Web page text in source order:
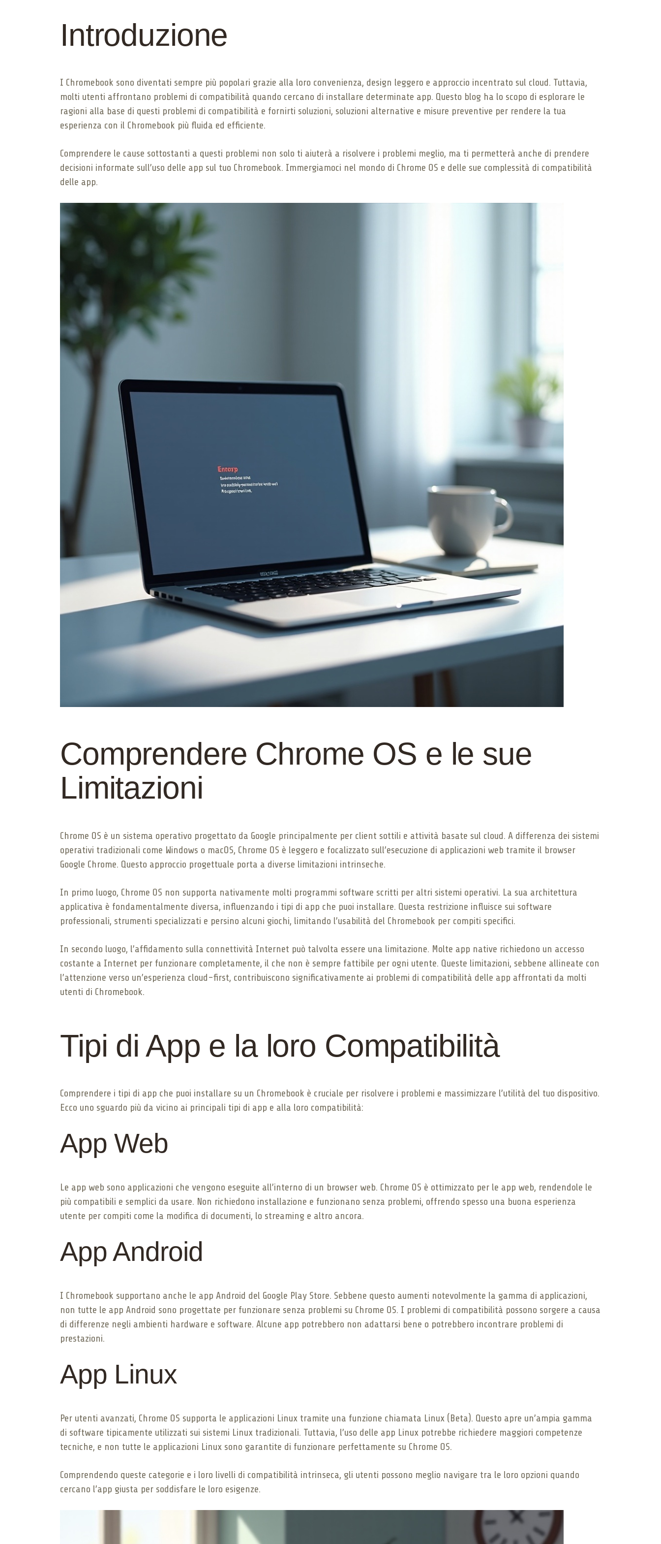
Introduzione
I Chromebook sono diventati sempre più popolari grazie alla loro convenienza, design leggero e approccio incentrato sul cloud. Tuttavia,
molti utenti affrontano problemi di compatibilità quando cercano di installare determinate app. Questo blog ha lo scopo di esplorare le
ragioni alla base di questi problemi di compatibilità e fornirti soluzioni, soluzioni alternative e misure preventive per rendere la tua
esperienza con il Chromebook più fluida ed efficiente.
Comprendere le cause sottostanti a questi problemi non solo ti aiuterà a risolvere i problemi meglio, ma ti permetterà anche di prendere
decisioni informate sull’uso delle app sul tuo Chromebook. Immergiamoci nel mondo di Chrome OS e delle sue complessità di compatibilità
delle app.
Comprendere Chrome OS e le sue
Limitazioni
Chrome OS è un sistema operativo progettato da Google principalmente per client sottili e attività basate sul cloud. A differenza dei sistemi
operativi tradizionali come Windows o macOS, Chrome OS è leggero e focalizzato sull’esecuzione di applicazioni web tramite il browser
Google Chrome. Questo approccio progettuale porta a diverse limitazioni intrinseche.
In primo luogo, Chrome OS non supporta nativamente molti programmi software scritti per altri sistemi operativi. La sua architettura
applicativa è fondamentalmente diversa, influenzando i tipi di app che puoi installare. Questa restrizione influisce sui software
professionali, strumenti specializzati e persino alcuni giochi, limitando l’usabilità del Chromebook per compiti specifici.
In secondo luogo, l’affidamento sulla connettività Internet può talvolta essere una limitazione. Molte app native richiedono un accesso
costante a Internet per funzionare completamente, il che non è sempre fattibile per ogni utente. Queste limitazioni, sebbene allineate con
l’attenzione verso un’esperienza cloud-first, contribuiscono significativamente ai problemi di compatibilità delle app affrontati da molti
utenti di Chromebook.
Tipi di App e la loro Compatibilità
Comprendere i tipi di app che puoi installare su un Chromebook è cruciale per risolvere i problemi e massimizzare l’utilità del tuo dispositivo.
Ecco uno sguardo più da vicino ai principali tipi di app e alla loro compatibilità:
App Web
Le app web sono applicazioni che vengono eseguite all’interno di un browser web. Chrome OS è ottimizzato per le app web, rendendole le
più compatibili e semplici da usare. Non richiedono installazione e funzionano senza problemi, offrendo spesso una buona esperienza
utente per compiti come la modifica di documenti, lo streaming e altro ancora.
App Android
I Chromebook supportano anche le app Android del Google Play Store. Sebbene questo aumenti notevolmente la gamma di applicazioni,
non tutte le app Android sono progettate per funzionare senza problemi su Chrome OS. I problemi di compatibilità possono sorgere a causa
di differenze negli ambienti hardware e software. Alcune app potrebbero non adattarsi bene o potrebbero incontrare problemi di
prestazioni.
App Linux
Per utenti avanzati, Chrome OS supporta le applicazioni Linux tramite una funzione chiamata Linux (Beta). Questo apre un’ampia gamma
di software tipicamente utilizzati sui sistemi Linux tradizionali. Tuttavia, l’uso delle app Linux potrebbe richiedere maggiori competenze
tecniche, e non tutte le applicazioni Linux sono garantite di funzionare perfettamente su Chrome OS.
Comprendendo queste categorie e i loro livelli di compatibilità intrinseca, gli utenti possono meglio navigare tra le loro opzioni quando
cercano l’app giusta per soddisfare le loro esigenze.